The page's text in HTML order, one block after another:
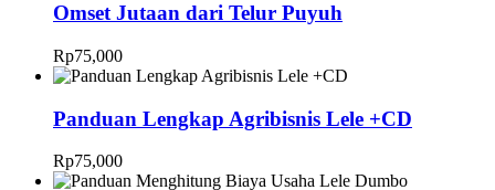
Omset Jutaan dari Telur Puyuh
Rp75,000
Panduan Lengkap Agribisnis Lele +CD
Rp75,000